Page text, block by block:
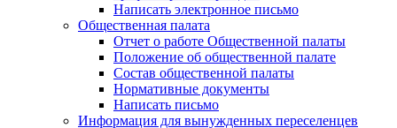
Написать электронное письмо
Общественная палата
Отчет о работе Общественной палаты
Положение об общественной палате
Состав общественной палаты
Нормативные документы
Написать письмо
Информация для вынужденных переселенцев